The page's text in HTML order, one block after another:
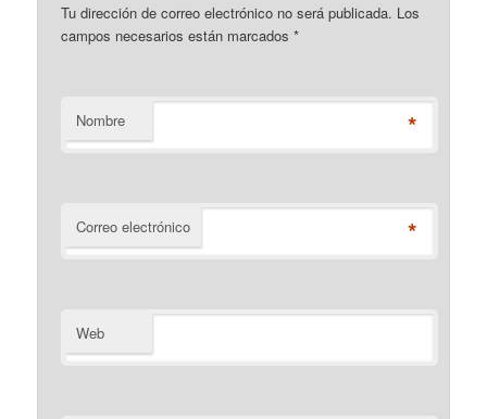
Tu dirección de correo electrónico no será publicada. Los
campos necesarios están marcados*
Nombre *
Correo electrónico *
Web